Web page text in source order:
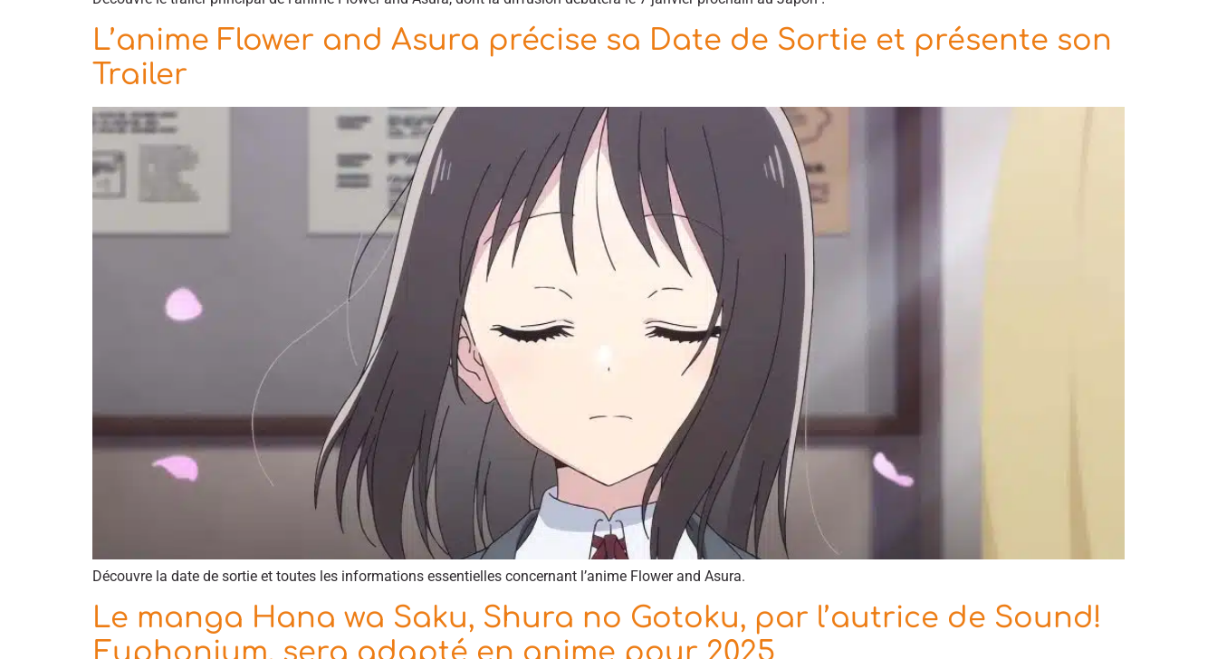
L’anime Flower and Asura précise sa Date de Sortie et présente son
Trailer
Découvre la date de sortie et toutes les informations essentielles concernant l’anime Flower and Asura.
Le manga Hana wa Saku, Shura no Gotoku, par l’autrice de Sound!
Euphonium, sera adapté en anime pour 2025